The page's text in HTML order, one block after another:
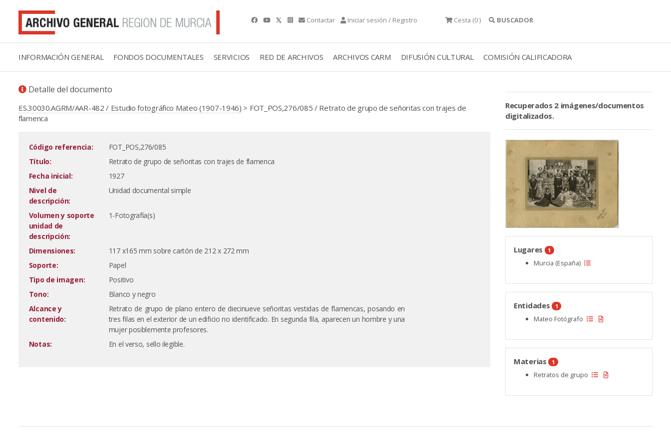
Contactar Iniciar sesión / Registro Cesta (0 ) BUSCADOR
INFORMACIÓN GENERAL FONDOS DOCUMENTALES SERVICIOS RED DE ARCHIVOS ARCHIVOS CARM DIFUSIÓN CULTURAL COMISIÓN CALIFICADORA
Detalle del documento
ES.30030.AGRM/AAR-482 / Estudio fotográfico Mateo (1907-1946) > FOT_POS,276/085 / Retrato de grupo de señoritas con trajes de
flamenca
Código referencia:
FOT_POS,276/085
Título:
Retrato de grupo de señoritas con trajes de flamenca
Fecha inicial:
1927
Nivel de
descripción:
Unidad documental simple
Volumen y soporte
unidad de
descripción:
1-Fotografía(s)
Dimensiones:
117 x165 mm sobre cartón de 212 x 272 mm
Soporte:
Papel
Tipo de imagen:
Positivo
Tono:
Blanco y negro
Alcance y
contenido:
Retrato de grupo de plano entero de diecinueve señoritas vestidas de flamencas, posando en
tres filas en el exterior de un edificio no identificado. En segunda fila, aparecen un hombre y una
mujer posiblemente profesores.
Notas:
En el verso, sello ilegible.
Recuperados 2 imágenes/documentos
digitalizados.
Lugares 1
Murcia (España)
Entidades 1
Mateo Fotógrafo
Materias 1
Retratos de grupo